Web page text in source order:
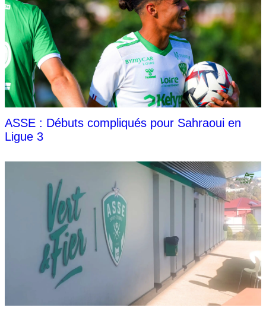
ASSE : Débuts compliqués pour Sahraoui en
Ligue 3